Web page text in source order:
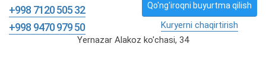
+998 7120 505 32
+998 9470 979 50
Qo'ng'iroqni buyurtma qilish
Kuryerni chaqirtirish
Yernazar Alakoz ko'chasi, 34